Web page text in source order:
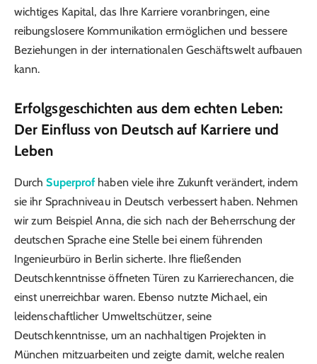
wichtiges Kapital, das Ihre Karriere voranbringen, eine
reibungslosere Kommunikation ermöglichen und bessere
Beziehungen in der internationalen Geschäftswelt aufbauen
kann.
Erfolgsgeschichten aus dem echten Leben:
Der Einfluss von Deutsch auf Karriere und
Leben
DurchSuperprofhaben viele ihre Zukunft verändert, indem
sie ihr Sprachniveau in Deutsch verbessert haben. Nehmen
wir zum Beispiel Anna, die sich nach der Beherrschung der
deutschen Sprache eine Stelle bei einem führenden
Ingenieurbüro in Berlin sicherte. Ihre fließenden
Deutschkenntnisse öffneten Türen zu Karrierechancen, die
einst unerreichbar waren. Ebenso nutzte Michael, ein
leidenschaftlicher Umweltschützer, seine
Deutschkenntnisse, um an nachhaltigen Projekten in
München mitzuarbeiten und zeigte damit, welche realen